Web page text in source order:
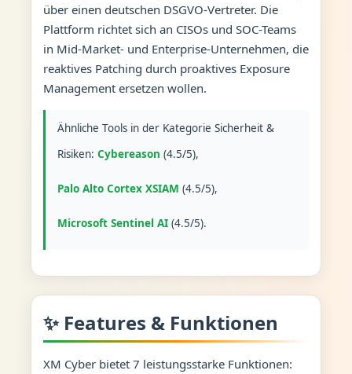
über einen deutschen DSGVO-Vertreter. Die
Plattform richtet sich an CISOs und SOC-Teams
in Mid-Market- und Enterprise-Unternehmen, die
reaktives Patching durch proaktives Exposure
Management ersetzen wollen.
Ähnliche Tools in der Kategorie Sicherheit &
Risiken: Cybereason (4.5/5),
Palo Alto Cortex XSIAM (4.5/5),
Microsoft Sentinel AI(4.5/5).
✨ Features & Funktionen
XM Cyber bietet 7 leistungsstarke Funktionen: